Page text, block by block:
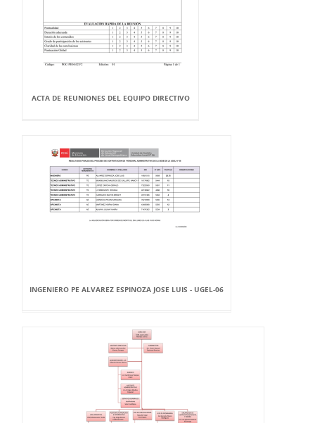
ACTA DE REUNIONES DEL EQUIPO DIRECTIVO
INGENIERO PE ALVAREZ ESPINOZA JOSE LUIS - UGEL-06